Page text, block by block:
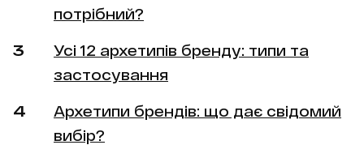
потрібний?
Усі 12 архетипів бренду: типи та
застосування
Архетипи брендів: що дає свідомий
вибір?